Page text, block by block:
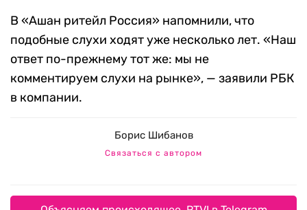
В «Ашан ритейл Россия» напомнили, что
подобные слухи ходят уже несколько лет. «Наш
ответ по-прежнему тот же: мы не
комментируем слухи на рынке», — заявили РБК
в компании.
Борис Шибанов
Связаться с автором